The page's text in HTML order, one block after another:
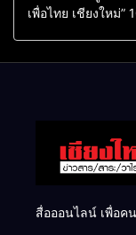
เพื่อไทย เชียงใหม่”
สื่อออนไลน์ เพื่อค